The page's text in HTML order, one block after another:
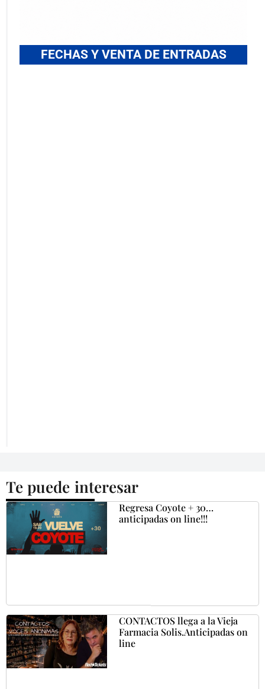
FECHAS Y VENTA DE ENTRADAS
Te puede interesar
Regresa Coyote + 30…
anticipadas on line!!!
CONTACTOS llega a la Vieja
Farmacia Solis.Anticipadas on
line